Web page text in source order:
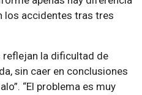
los accidentes tras tres
reflejan la dificultad de
sin caer en conclusiones
“El problema es muy